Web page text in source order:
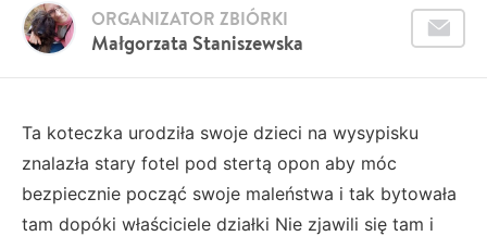
Małgorzata Staniszewska
ORGANIZATOR ZBIÓRKI
Ta koteczka urodziła swoje dzieci na wysypisku
znalazła stary fotel pod stertą opon aby móc
bezpiecznie począć swoje maleństwa i tak bytowała
tam dopóki właściciele działki Nie zjawili się tam i